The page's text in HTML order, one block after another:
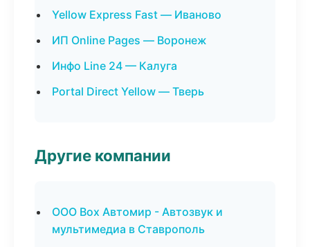
Yellow Express Fast — Иваново
ИП Online Pages — Воронеж
Инфо Line 24 — Калуга
Portal Direct Yellow — Тверь
Другие компании
ООО Box Автомир - Автозвук и
мультимедиа в Ставрополь